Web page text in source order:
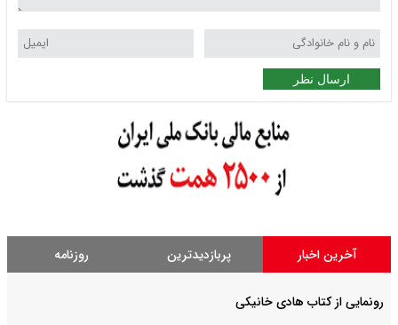
ارسال نظر
آخرین اخبار پربازدیدترین روزنامه
رونمایی از کتاب هادی خانیکی